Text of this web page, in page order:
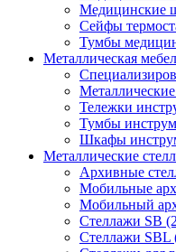
Медицинские
Сейфы
Тумбы
Металлическая
Металлические
Тележки
Тумбы
Шкафы
Металлические
Архивные
Мобильные
Мобильный
Стеллажи SB
Стеллажи SBL